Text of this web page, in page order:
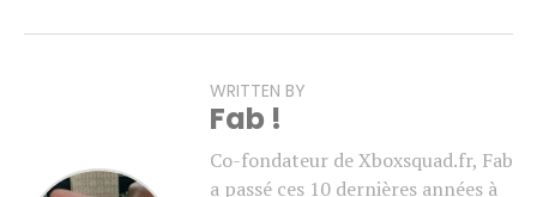
WRITTEN BY
Fab !
Co-fondateur de Xboxsquad.fr, Fab
a passé ces 10 dernières années à